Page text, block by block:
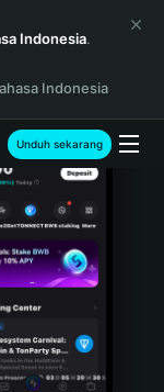
Indonesia.
Indonesia
Unduh sekarang